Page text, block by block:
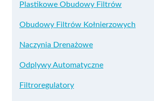
Plastikowe Obudowy Filtrów
Obudowy Filtrów Kołnierzowych
Naczynia Drenażowe
Odplywy Automatyczne
Filtroregulatory